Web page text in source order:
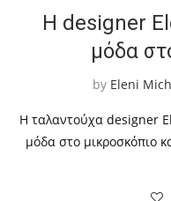
Η designer
μόδα
by Eleni
Η ταλαντούχα designer
μόδα στο μικροσκόπιο